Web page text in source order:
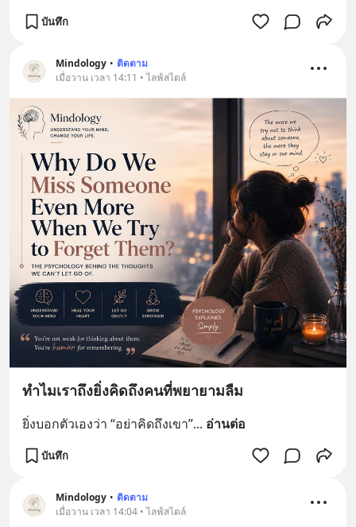
บันทึก
Mindology • ติดตาม
เมื่อวาน เวลา 14:11 • ไลฟ์สไตล์
ทำไมเราถึงยิ่งคิดถึงคนที่พยายามลืม
ยิ่งบอกตัวเองว่า “อย่าคิดถึงเขา”... อ่านต่อ
บันทึก
Mindology • ติดตาม
เมื่อวาน เวลา 14:04 • ไลฟ์สไตล์